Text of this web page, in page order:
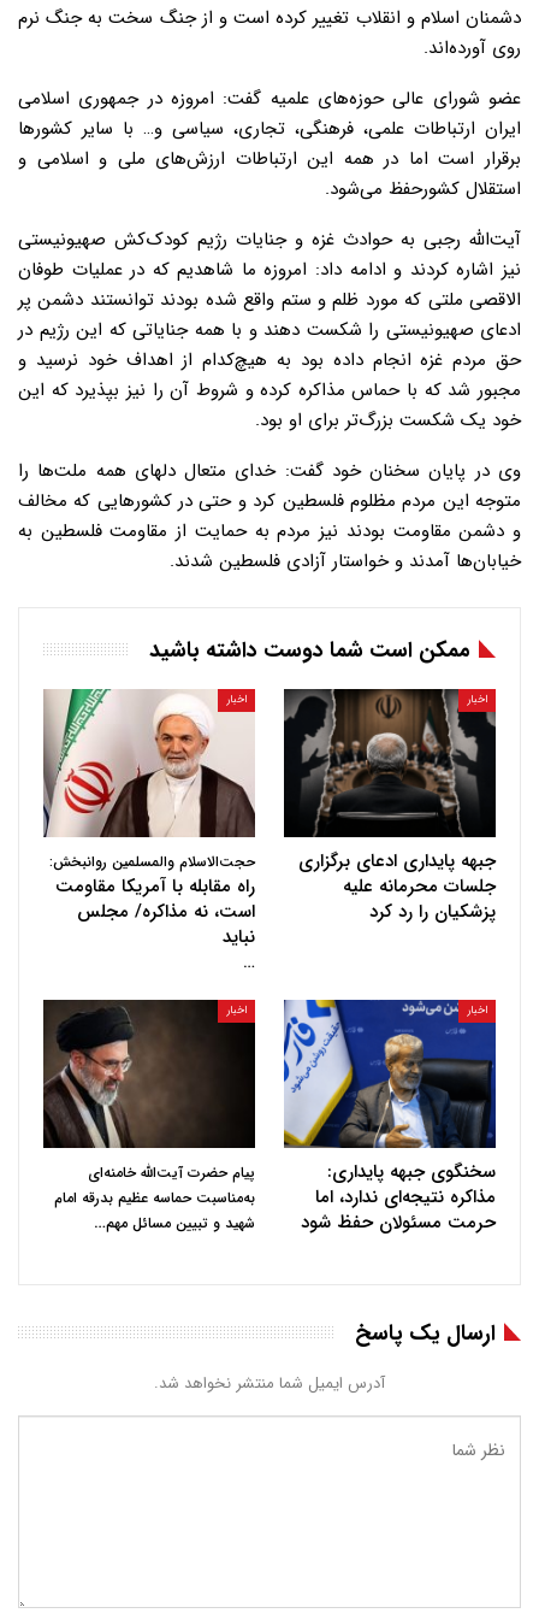
دشمنان اسلام و انقلاب تغییر کرده است و از جنگ سخت به جنگ نرم
روی آورده‌اند.
عضو شورای عالی حوزه‌های علمیه گفت: امروزه در جمهوری اسلامی
ایران ارتباطات علمی، فرهنگی، تجاری، سیاسی و… با سایر کشورها
برقرار است اما در همه این ارتباطات ارزش‌های ملی و اسلامی و
استقلال کشورحفظ می‌شود.
آیت‌الله رجبی به حوادث غزه و جنایات رژیم کودک‌کش صهیونیستی
نیز اشاره کردند و ادامه داد: امروزه ما شاهدیم که در عملیات طوفان
الاقصی ملتی که مورد ظلم و ستم واقع شده بودند توانستند دشمن پر
ادعای صهیونیستی را شکست دهند و با همه جنایاتی که این رژیم در
حق مردم غزه انجام داده بود به هیچ‌کدام از اهداف خود نرسید و
مجبور شد که با حماس مذاکره کرده و شروط آن را نیز بپذیرد که این
خود یک شکست بزرگ‌تر برای او بود.
وی در پایان سخنان خود گفت: خدای متعال دلهای همه ملت‌ها را
متوجه این مردم مظلوم فلسطین کرد و حتی در کشورهایی که مخالف
و دشمن مقاومت بودند نیز مردم به حمایت از مقاومت فلسطین به
خیابان‌ها آمدند و خواستار آزادی فلسطین شدند.
ممکن است شما دوست داشته باشید
اخبار
جبهه پایداری ادعای برگزاری
جلسات محرمانه علیه
پزشکیان را رد کرد
اخبار
حجت‌الاسلام والمسلمین روانبخش:
راه مقابله با آمریکا مقاومت
است، نه مذاکره/ مجلس
نباید
…
اخبار
سخنگوی جبهه پایداری:
مذاکره نتیجه‌ای ندارد، اما
حرمت مسئولان حفظ شود
اخبار
پیام حضرت آیت‌الله خامنه‌ای
به‌مناسبت حماسه عظیم بدرقه امام
شهید و تبیین مسائل مهم…
ارسال یک پاسخ
آدرس ایمیل شما منتشر نخواهد شد.